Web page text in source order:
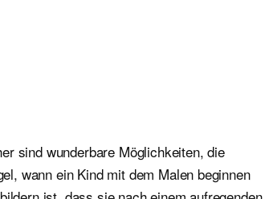
sind wunderbare Möglichkeiten, die
wann ein Kind mit dem Malen beginnen